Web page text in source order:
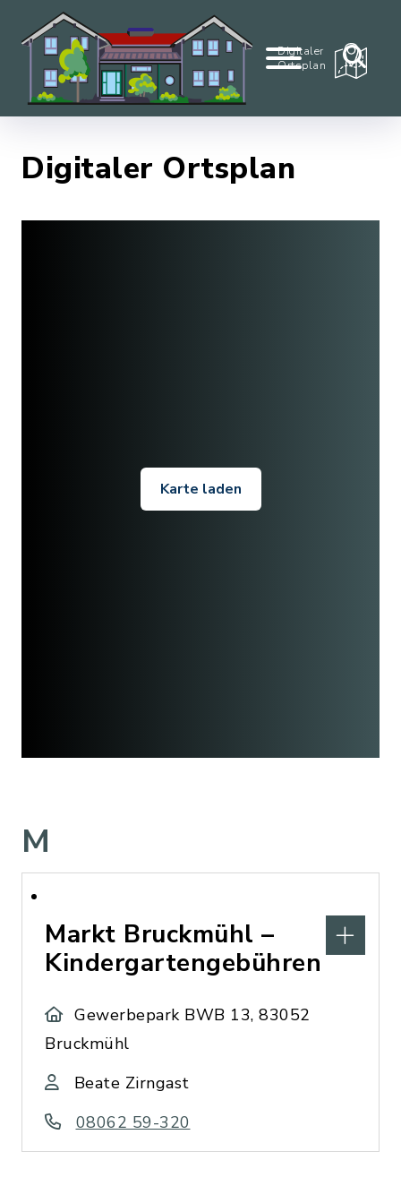
Digitaler
Ortsplan
Digitaler Ortsplan
Karte laden
M
Markt Bruckmühl –
Kindergartengebühren
Gewerbepark BWB 13, 83052
Bruckmühl
Beate Zirngast
08062 59-320